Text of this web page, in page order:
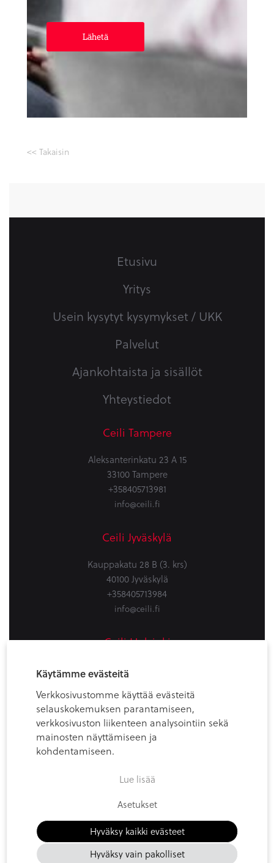
<< Takaisin
Etusivu
Yritys
Usein kysytyt kysymykset / UKK
Palvelut
Ajankohtaista ja sisällöt
Yhteystiedot
Ceili Tampere
Aleksanterinkatu 23 A 15
33100 Tampere
+358405713981
info@ceili.fi
Ceili Jyväskylä
Kauppakatu 28 B (3. krs)
40100 Jyväskylä
+358405713984
info@ceili.fi
Ceili Helsinki
Firdonkatu 2
00520 Helsinki (Spaces Tripla)
+358405713984
info@ceili.fi
© Ceili
Tietosuojaseloste / Privacy Policy
Käytämme evästeitä
Verkkosivustomme käyttää evästeitä
selauskokemuksen parantamiseen,
verkkosivuston liikenteen analysointiin sekä
mainosten näyttämiseen ja
kohdentamiseen.
Lue lisää
Asetukset
Hyväksy vain pakolliset
Hyväksy kaikki evästeet